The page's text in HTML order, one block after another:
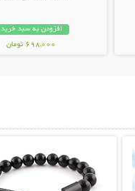
افزودن به سبد خرید
698,000 تومان